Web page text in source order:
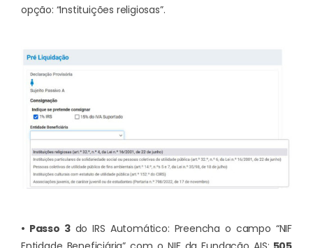
opção: “Instituições religiosas”.
• Passo 3do IRS Automático: Preencha o campo “NIF